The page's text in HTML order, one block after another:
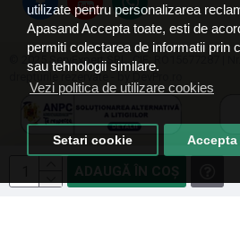
utilizate pentru personalizarea
Apasand Accepta toate, esti de
permiti colectarea de informatii prin
sau tehnologii similare.
Vezi politica de utilizare cookies
Setari cookie
© 2025 ServExpert SRL, CIF: RO15677287 |
drepturile rezervate - by DevPro.ro